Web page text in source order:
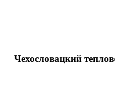
Чехословацкий